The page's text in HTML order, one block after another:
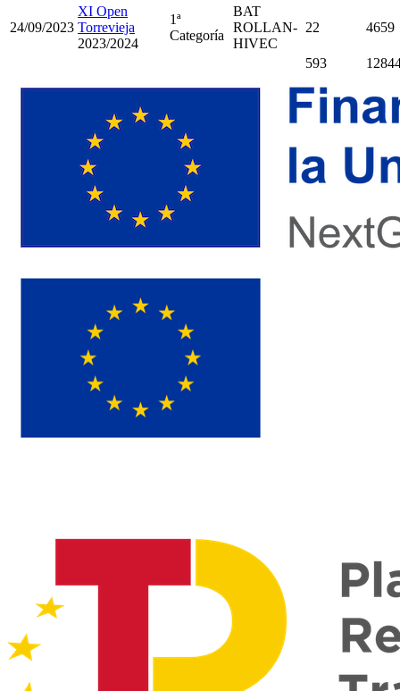
24/09/2023
XI Open
Torrevieja
2023/2024
1ª
Categoría
BAT
ROLLAN-
HIVEC
22 4659
593